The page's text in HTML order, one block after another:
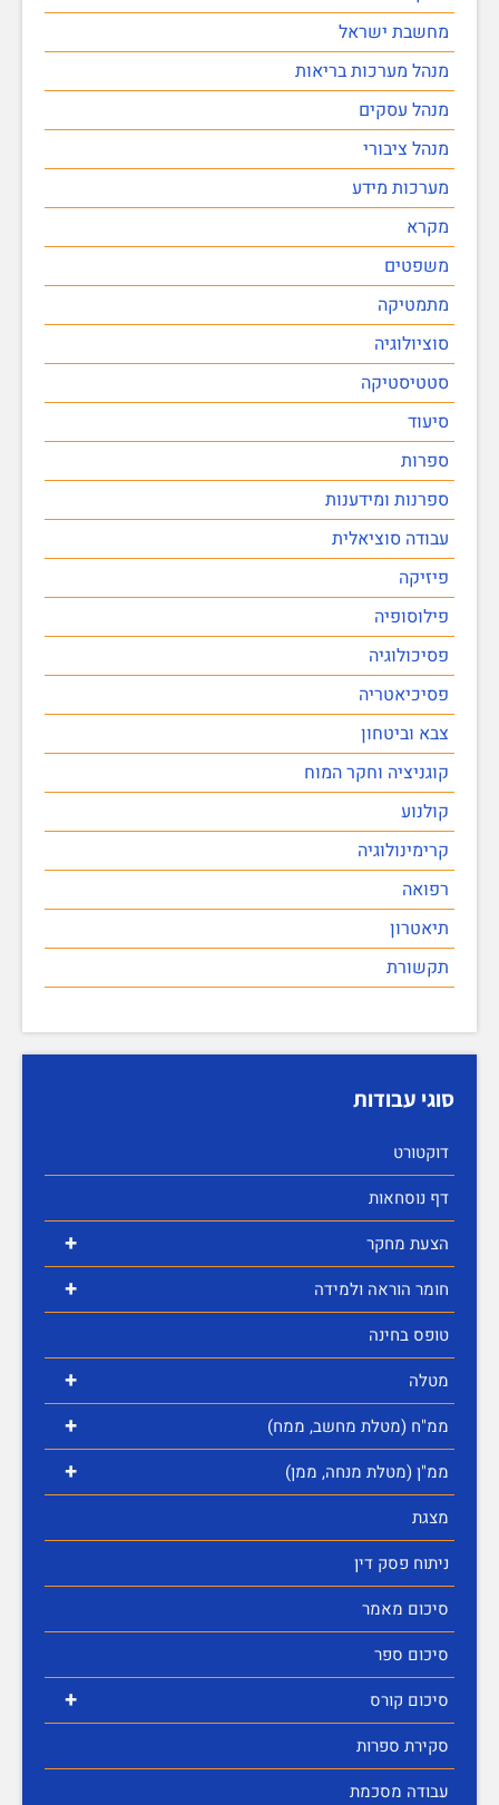
מחשבת ישראל
מנהל מערכות בריאות
מנהל עסקים
מנהל ציבורי
מערכות מידע
מקרא
משפטים
מתמטיקה
סוציולוגיה
סטטיסטיקה
סיעוד
ספרות
ספרנות ומידענות
עבודה סוציאלית
פיזיקה
פילוסופיה
פסיכולוגיה
פסיכיאטריה
צבא וביטחון
קוגניציה וחקר המוח
קולנוע
קרימינולוגיה
רפואה
תיאטרון
תקשורת
סוגי עבודות
דוקטורט
דף נוסחאות
+ הצעת מחקר
+
חומר הוראה ולמידה
טופס בחינה
+ מטלה
+ ממ"ח (מטלת מחשב, ממח)
+
ממ"ן (מטלת מנחה, ממן)
מצגת
ניתוח פסק דין
סיכום מאמר
סיכום ספר
+
סיכום קורס
סקירת ספרות
עבודה מסכמת